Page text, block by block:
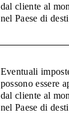
dal cliente al
nel Paese di
Eventuali
possono essere
dal cliente al
nel Paese di